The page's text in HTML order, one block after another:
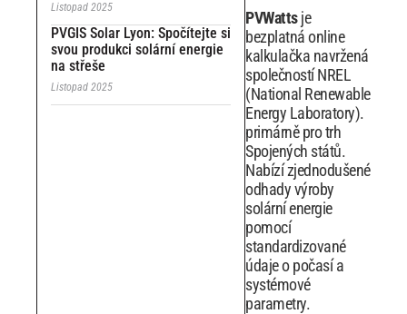
Listopad 2025
PVGIS Solar Lyon: Spočítejte si
svou produkci solární energie
na střeše
Listopad 2025
PVWattsje
bezplatná online
kalkulačka navržená
společností NREL
(National Renewable
Energy Laboratory).
primárně pro trh
Spojených států.
Nabízí zjednodušené
odhady výroby
solární energie
pomocí
standardizované
údaje o počasí a
systémové
parametry.